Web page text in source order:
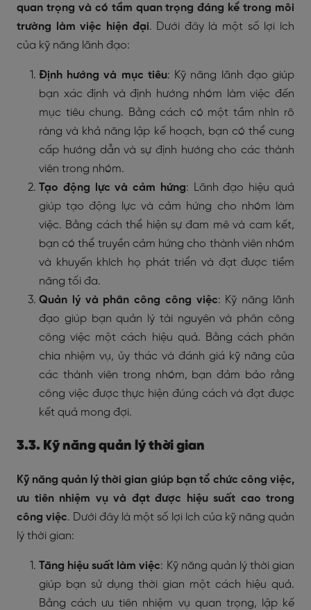
quan trọng và có tầm quan trọng đáng kể trong môi
trường làm việc hiện đại. Dưới đây là một số lợi ích
của kỹ năng lãnh đạo:
Định hướng và mục tiêu: Kỹ năng lãnh đạo giúp
bạn xác định và định hướng nhóm làm việc đến
mục tiêu chung. Bằng cách có một tầm nhìn rõ
ràng và khả năng lập kế hoạch, bạn có thể cung
cấp hướng dẫn và sự định hướng cho các thành
viên trong nhóm.
Tạo động lực và cảm hứng: Lãnh đạo hiệu quả
giúp tạo động lực và cảm hứng cho nhóm làm
việc. Bằng cách thể hiện sự đam mê và cam kết,
bạn có thể truyền cảm hứng cho thành viên nhóm
và khuyến khích họ phát triển và đạt được tiềm
năng tối đa.
Quản lý và phân công công việc: Kỹ năng lãnh
đạo giúp bạn quản lý tài nguyên và phân công
công việc một cách hiệu quả. Bằng cách phân
chia nhiệm vụ, ủy thác và đánh giá kỹ năng của
các thành viên trong nhóm, bạn đảm bảo rằng
công việc được thực hiện đúng cách và đạt được
kết quả mong đợi.
3.3. Kỹ năng quản lý thời gian
Kỹ năng quản lý thời gian giúp bạn tổ chức công việc,
ưu tiên nhiệm vụ và đạt được hiệu suất cao trong
công việc. Dưới đây là một số lợi ích của kỹ năng quản
lý thời gian:
Tăng hiệu suất làm việc: Kỹ năng quản lý thời gian
giúp bạn sử dụng thời gian một cách hiệu quả.
Bằng cách ưu tiên nhiệm vụ quan trọng, lập kế